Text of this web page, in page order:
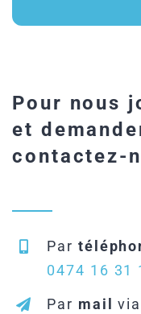
Pour nous
et
contactez-
Par
0474 16 31
Par mail